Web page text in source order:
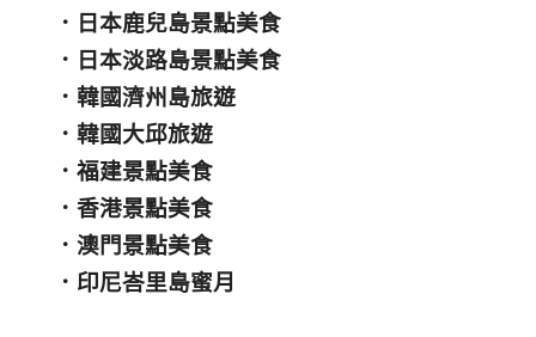
． 日本鹿兒島景點美食
． 日本淡路島景點美食
．韓國濟州島旅遊
．韓國大邱旅遊
．福建景點美食
．香港景點美食
．澳門景點美食
． 印尼峇里島蜜月